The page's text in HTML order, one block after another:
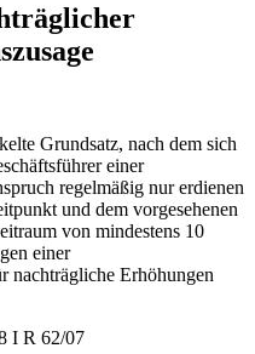
Grundsatz, nach dem sich
einer
regelmäßig nur erdienen
und dem vorgesehenen
von mindestens 10
einer
nachträgliche Erhöhungen
I R 62/07